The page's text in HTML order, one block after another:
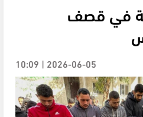
إصابة في قصف
2026-06-05 | 10:09